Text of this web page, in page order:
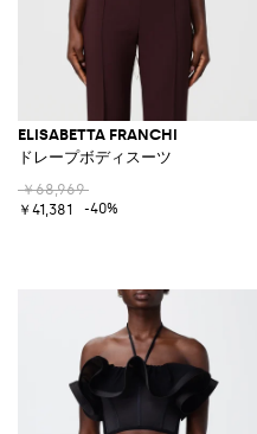
ELISABETTA FRANCHI
ドレープボディスーツ
￥68,969
￥41,381
-40%